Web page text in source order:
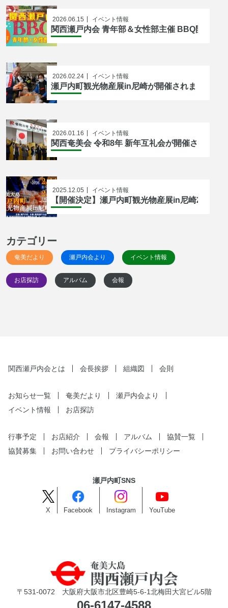
関西瀬戸内会 青年部＆女性部主催 BBQ開催の
イベント情報
2026.06.15
瀬戸内町観光物産展in尼崎が開催されました！
イベント情報
2026.02.24
関西奄美会 令和8年 新年互礼会が開催されまし
イベント情報
2026.01.16
【開催決定】瀬戸内町観光物産展in尼崎2026
イベント情報
2025.12.05
カテゴリー
奄美だより 瀬戸内会より イベント情報
お店探訪 アルバム 会報
関西瀬戸内会とは 会長挨拶 組織図 会則
お知らせ一覧 奄美だより
瀬戸内会より
イベント情報
お店探訪
行事予定 お店紹介 会報 アルバム
協賛一覧
協賛募集
お問い合わせ プライバシーポリシー
瀬戸内町SNS
X Facebook Instagram YouTube
〒531-0072 大阪府大阪市北区豊崎5-6-1北梅田大宮ビル5階
06-6147-4588